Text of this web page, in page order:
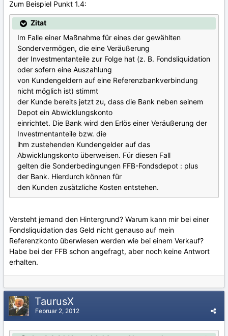
Zum Beispiel Punkt 1.4:
Zitat
Im Falle einer Maßnahme für eines der gewählten
Sondervermögen, die eine Veräußerung
der Investmentanteile zur Folge hat (z. B. Fondsliquidation
oder sofern eine Auszahlung
von Kundengeldern auf eine Referenzbankverbindung
nicht möglich ist) stimmt
der Kunde bereits jetzt zu, dass die Bank neben seinem
Depot ein Abwicklungskonto
einrichtet. Die Bank wird den Erlös einer Veräußerung der
Investmentanteile bzw. die
ihm zustehenden Kundengelder auf das
Abwicklungskonto überweisen. Für diesen Fall
gelten die Sonderbedingungen FFB-Fondsdepot : plus
der Bank. Hierdurch können für
den Kunden zusätzliche Kosten entstehen.
Versteht jemand den Hintergrund? Warum kann mir bei einer
Fondsliquidation das Geld nicht genauso auf mein
Referenzkonto überwiesen werden wie bei einem Verkauf?
Habe bei der FFB schon angefragt, aber noch keine Antwort
erhalten.
TaurusX
Februar 2, 2012